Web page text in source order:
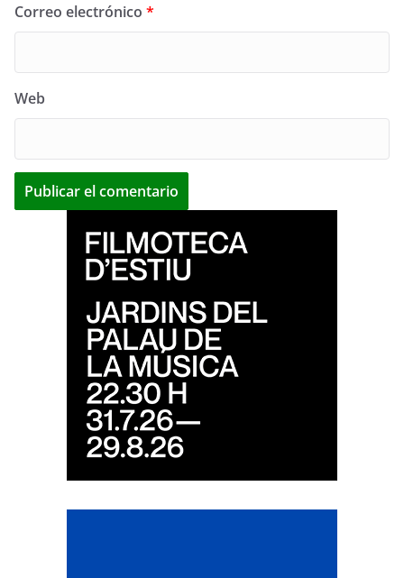
Correo electrónico *
Web